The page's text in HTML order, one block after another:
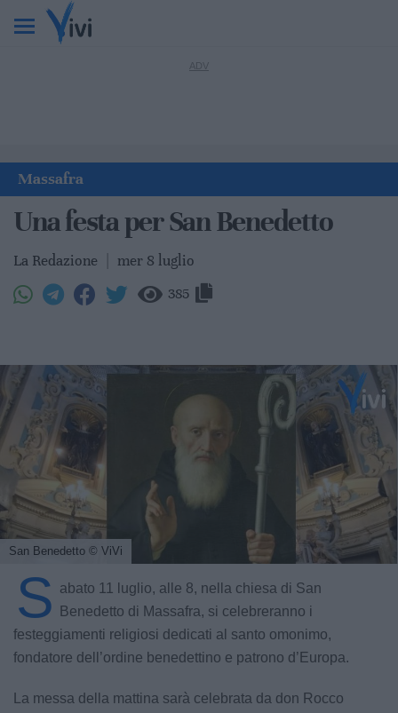
Massafra
Una festa per San Benedetto
La Redazione mer 8 luglio
385
San Benedetto © ViVi
S abato 11 luglio, alle 8, nella chiesa di San
Benedetto di Massafra, si celebreranno i
festeggiamenti religiosi dedicati al santo omonimo,
fondatore dell’ordine benedettino e patrono d’Europa.
La messa della mattina sarà celebrata da don Rocco